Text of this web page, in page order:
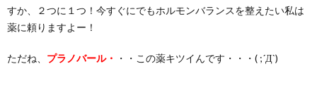
すか、２つに１つ！今すぐにでもホルモンバランスを整えたい私は
薬に頼りますよー！
ただね、 プラノバール・ ・・この薬キツイんです・・・( ;´Д`)